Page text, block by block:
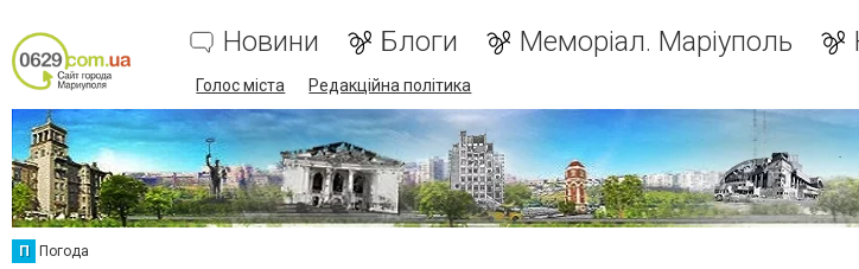
Новини Блоги Меморіал. Маріуполь
Голос міста Редакційна політика
П Погода